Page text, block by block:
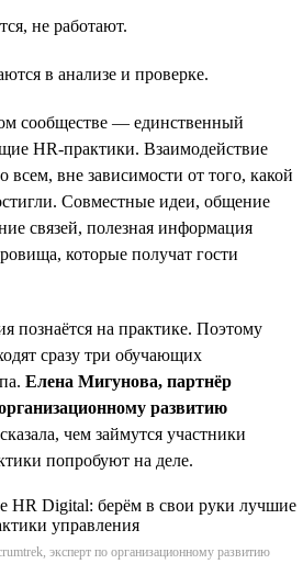
не работают.
в анализе и проверке.
сообществе — единственный
НR-практики. Взаимодействие
всем, вне зависимости от того, какой
Совместные идеи, общение
связей, полезная информация
которые получат гости
познаётся на практике. Поэтому
сразу три обучающих
Елена Мигунова, партнёр
развитию
чем займутся участники
попробуют на деле.
эксперт по организационному развитию